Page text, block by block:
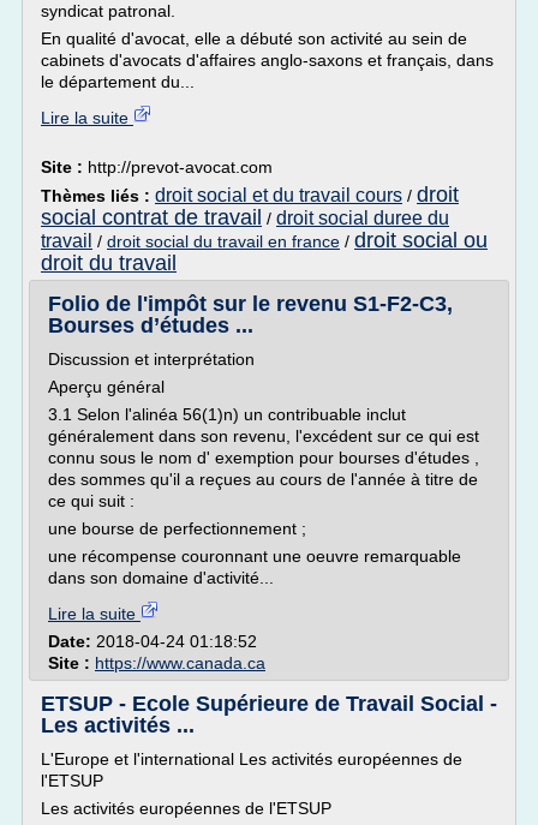
syndicat patronal.
En qualité d'avocat, elle a débuté son activité au sein de
cabinets d'avocats d'affaires anglo-saxons et français, dans
le département du...
Lire la suite
Site : http://prevot-avocat.com
Thèmes liés : droit social et du travail cours / droit
social contrat de travail / droit social duree du
travail / droit social du travail en france / droit social ou
droit du travail
Folio de l'impôt sur le revenu S1-F2-C3,
Bourses d’études ...
Discussion et interprétation
Aperçu général
3.1 Selon l'alinéa 56(1)n) un contribuable inclut
généralement dans son revenu, l'excédent sur ce qui est
connu sous le nom d' exemption pour bourses d'études ,
des sommes qu'il a reçues au cours de l'année à titre de
ce qui suit :
une bourse de perfectionnement ;
une récompense couronnant une oeuvre remarquable
dans son domaine d'activité...
Lire la suite
Date: 2018-04-24 01:18:52
Site : https://www.canada.ca
ETSUP - Ecole Supérieure de Travail Social -
Les activités ...
L'Europe et l'international Les activités européennes de
l'ETSUP
Les activités européennes de l'ETSUP